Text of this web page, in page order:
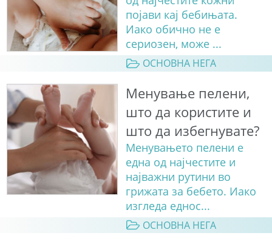
појави кај бебињата.
Иако обично не е
сериозен, може ...
ОСНОВНА НЕГА
Менување пелени,
што да користите и
што да избегнувате?
Менувањето пелени е
една од најчестите и
најважни рутини во
грижата за бебето. Иако
изгледа еднос...
ОСНОВНА НЕГА